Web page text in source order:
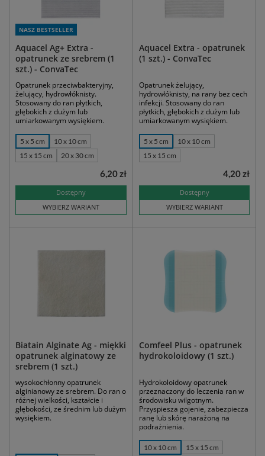
NASZ BESTSELLER
Aquacel Ag+ Extra -
opatrunek ze srebrem (1
szt.) - ConvaTec
Opatrunek przeciwbakteryjny,
żelujący, hydrowłóknisty.
Stosowany do ran płytkich,
głębokich z dużym lub
umiarkowanym wysiękiem.
5 x 5 cm
10 x 10 cm
15 x 15 cm
20 x 30 cm
Dostępny
WYBIERZ WARIANT
6,20 zł
Aquacel Extra - opatrunek
(1 szt.) - ConvaTec
Opatrunek żelujący,
hydrowłóknisty, na rany bez cech
infekcji. Stosowany do ran
płytkich, głębokich z dużym lub
umiarkowanym wysiękiem.
5 x 5 cm
10 x 10 cm
15 x 15 cm
Dostępny
WYBIERZ WARIANT
4,20 zł
Biatain Alginate Ag - miękki
opatrunek alginatowy ze
srebrem (1 szt.)
wysokochłonny opatrunek
alginianowy ze srebrem. Do ran o
różnej wielkości, kształcie i
głębokości, ze średnim lub dużym
wysiękiem.
Comfeel Plus - opatrunek
hydrokoloidowy (1 szt.)
Hydrokoloidowy opatrunek
przeznaczony do leczenia ran w
środowisku wilgotnym.
Przyspiesza gojenie, zabezpiecza
ranę lub skórę narażoną na
podrażnienia.
10 x 10 cm
15 x 15 cm